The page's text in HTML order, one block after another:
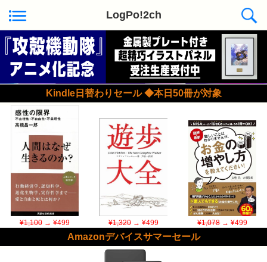
LogPo!2ch
Kindle日替わりセール ◆本日50冊が対象
¥1,100→ ¥499 ¥1,320→ ¥499 ¥1,078→ ¥499
Amazonデバイスサマーセール